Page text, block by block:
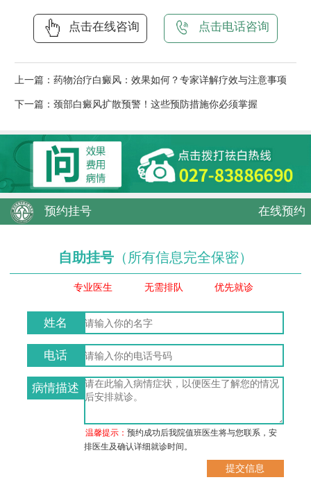
点击在线咨询 点击电话咨询
上一篇： 药物治疗白癜风：效果如何？专家详解疗效与注意事项
下一篇： 颈部白癜风扩散预警！这些预防措施你必须掌握
预约挂号 在线预约
自助挂号 （所有信息完全保密）
专业医生 无需排队 优先就诊
姓名
电话
病情描述
温馨提示：预约成功后我院值班医生将与您联系，安
排医生及确认详细就诊时间。